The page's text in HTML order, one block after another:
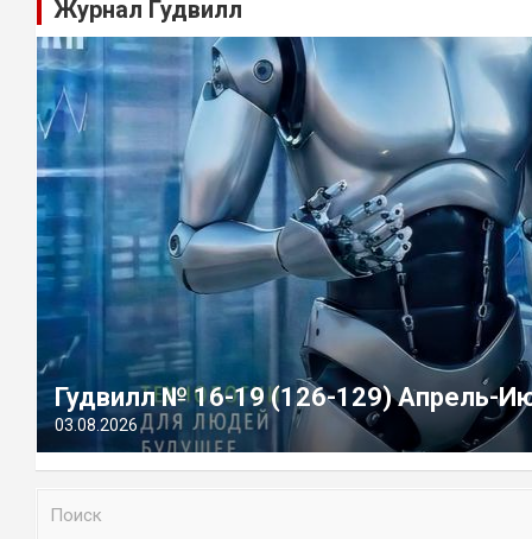
Журнал Гудвилл
Гудвилл № 16-19 (126-129) Апрель-
03.08.2026